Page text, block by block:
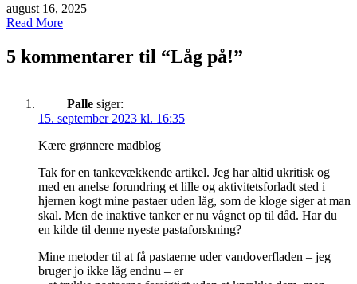
august 16, 2025
Read More
5 kommentarer til “Låg på!”
Palle siger:
15. september 2023 kl. 16:35
Kære grønnere madblog
Tak for en tankevækkende artikel. Jeg har altid ukritisk og
med en anelse forundring et lille og aktivitetsforladt sted i
hjernen kogt mine pastaer uden låg, som de kloge siger at man
skal. Men de inaktive tanker er nu vågnet op til dåd. Har du
en kilde til denne nyeste pastaforskning?
Mine metoder til at få pastaerne uder vandoverfladen – jeg
bruger jo ikke låg endnu – er